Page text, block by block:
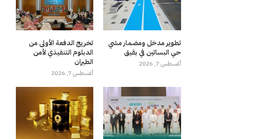
تطوير مدخل ومضمار مشي
حي البساتين في بقيق
أغسطس 7, 2026
تخريج الدفعة الأولى من
الدبلوم التنفيذي لأمن
الطيران
أغسطس 7, 2026